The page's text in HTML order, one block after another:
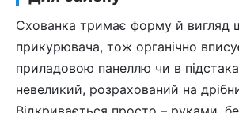
Схованка тримає форму й вигляд
прикурювача, тож органічно
приладовою панеллю чи в
невеликий, розрахований на